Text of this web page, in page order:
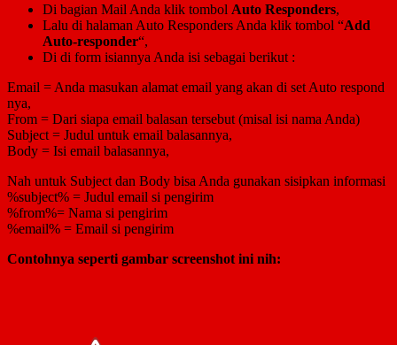
Di bagian Mail Anda klik tombol Auto Responders,
Lalu di halaman Auto Responders Anda klik tombol “Add
Auto-responder“,
Di di form isiannya Anda isi sebagai berikut :
Email = Anda masukan alamat email yang akan di set Auto respond
nya,
From = Dari siapa email balasan tersebut (misal isi nama Anda)
Subject = Judul untuk email balasannya,
Body = Isi email balasannya,
Nah untuk Subject dan Body bisa Anda gunakan sisipkan informasi
%subject% = Judul email si pengirim
%from%= Nama si pengirim
%email% = Email si pengirim
Contohnya seperti gambar screenshot ini nih: